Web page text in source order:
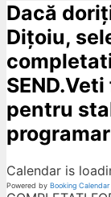
Dacă
Dițoiu,
pentru
Calendar is
Powered by Booking Calendar